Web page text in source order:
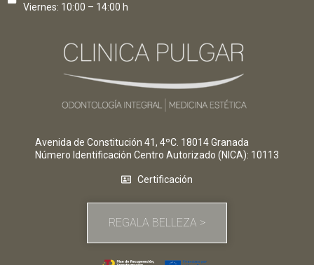
Viernes: 10:00 – 14:00 h
Avenida de Constitución 41, 4ºC. 18014 Granada
Número Identificación Centro Autorizado (NICA): 10113
Certificación
REGALA BELLEZA >